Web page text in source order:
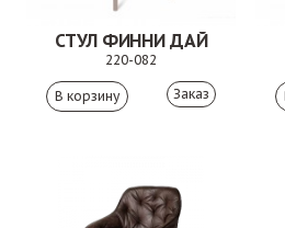
СТУЛ ФИННИ ДАЙ
220-082
Заказ